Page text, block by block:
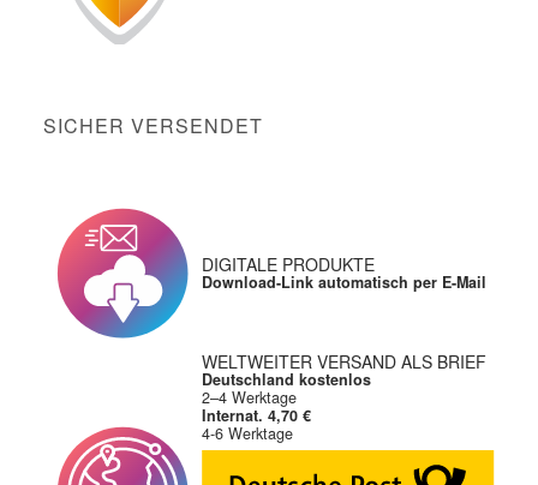
SICHER VERSENDET
DIGITALE PRODUKTE
Download-Link automatisch per E-Mail
WELTWEITER VERSAND ALS BRIEF
Deutschland kostenlos
2–4 Werktage
Internat. 4,70 €
4-6 Werktage